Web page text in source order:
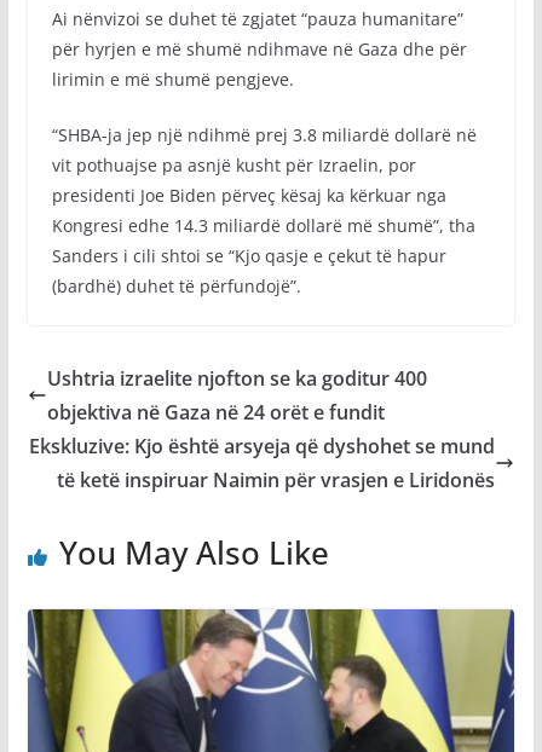
Ai nënvizoi se duhet të zgjatet “pauza humanitare”
për hyrjen e më shumë ndihmave në Gaza dhe për
lirimin e më shumë pengjeve.
“SHBA-ja jep një ndihmë prej 3.8 miliardë dollarë në
vit pothuajse pa asnjë kusht për Izraelin, por
presidenti Joe Biden përveç kësaj ka kërkuar nga
Kongresi edhe 14.3 miliardë dollarë më shumë”, tha
Sanders i cili shtoi se “Kjo qasje e çekut të hapur
(bardhë) duhet të përfundojë”.
Ushtria izraelite njofton se ka goditur 400
objektiva në Gaza në 24 orët e fundit
Ekskluzive: Kjo është arsyeja që dyshohet se mund
të ketë inspiruar Naimin për vrasjen e Liridonës
You May Also Like